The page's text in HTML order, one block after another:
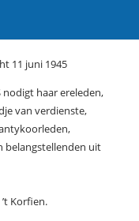
11 juni 1945
haar ereleden,
van verdienste,
belangstellenden uit
Korfien.